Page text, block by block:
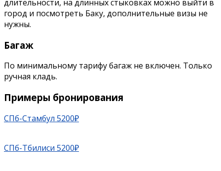
длительности, на длинных стыковках можно выйти в
город и посмотреть Баку, дополнительные визы не
нужны.
Багаж
По минимальному тарифу багаж не включен. Только
ручная кладь.
Примеры бронирования
СПб-Стамбул 5200₽
СПб-Тбилиси 5200₽